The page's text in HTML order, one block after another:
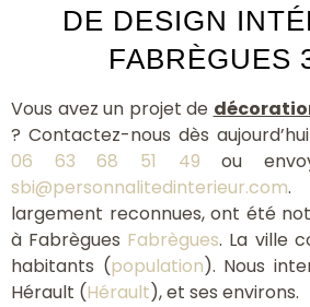
DE DESIGN
FABRÈGUES
Vous avez un projet de
? Contactez-nous dès
06 63 68 51 49 ou
sbi@personnalitedinterieur.com.
largement reconnues, ont été
à Fabrègues Fabrègues. La ville
habitants (population). Nous
Hérault (Hérault), et ses environs.